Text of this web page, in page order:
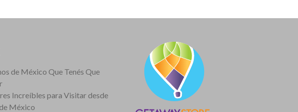
de México Que Tenés Que
Increíbles para Visitar desde
México